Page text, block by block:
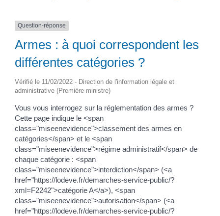
Question-réponse
Armes : à quoi correspondent les
différentes catégories ?
Vérifié le 11/02/2022 - Direction de l'information légale et
administrative (Première ministre)
Vous vous interrogez sur la réglementation des armes ?
Cette page indique le <span
class="miseenevidence">classement des armes en
catégories</span> et le <span
class="miseenevidence">régime administratif</span> de
chaque catégorie : <span
class="miseenevidence">interdiction</span> (<a
href="https://lodeve.fr/demarches-service-public/?
xml=F2242">catégorie A</a>), <span
class="miseenevidence">autorisation</span> (<a
href="https://lodeve.fr/demarches-service-public/?